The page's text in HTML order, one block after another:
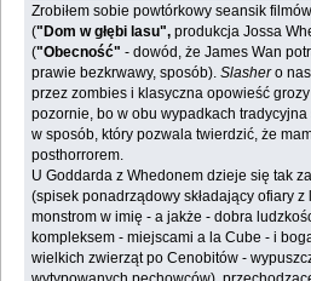
Zrobiłem sobie powtórkowy seansik
("Dom w głębi lasu", produkcja Jossa
("Obecność" - dowód, że James Wan
prawie bezkrwawy, sposób).Slashero
przez zombies i klasyczna opowieść
pozornie, bo w obu wypadkach
w sposób, który pozwala twierdzić, że
posthorrorem.
U Goddarda z Whedonem dzieje się tak
(spisek ponadrządowy składający ofiary
monstrom w imię - a jakże - dobra
kompleksem - miejscami a la Cube - i
wielkich zwierząt po Cenobitów -